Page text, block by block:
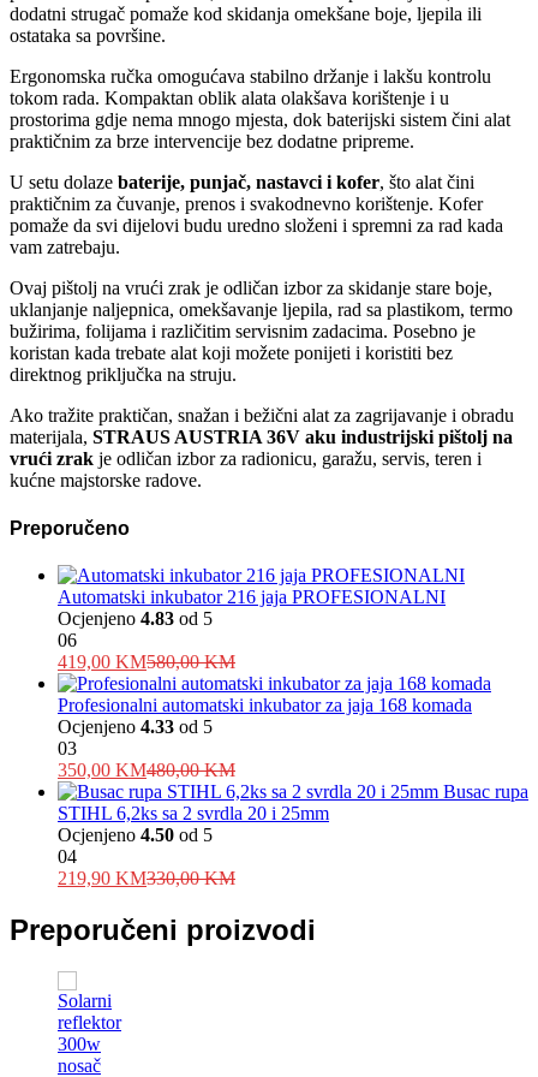
dodatni strugač pomaže kod skidanja omekšane boje, ljepila ili
ostataka sa površine.
Ergonomska ručka omogućava stabilno držanje i lakšu kontrolu
tokom rada. Kompaktan oblik alata olakšava korištenje i u
prostorima gdje nema mnogo mjesta, dok baterijski sistem čini alat
praktičnim za brze intervencije bez dodatne pripreme.
U setu dolaze baterije, punjač, nastavci i kofer, što alat čini
praktičnim za čuvanje, prenos i svakodnevno korištenje. Kofer
pomaže da svi dijelovi budu uredno složeni i spremni za rad kada
vam zatrebaju.
Ovaj pištolj na vrući zrak je odličan izbor za skidanje stare boje,
uklanjanje naljepnica, omekšavanje ljepila, rad sa plastikom, termo
bužirima, folijama i različitim servisnim zadacima. Posebno je
koristan kada trebate alat koji možete ponijeti i koristiti bez
direktnog priključka na struju.
Ako tražite praktičan, snažan i bežični alat za zagrijavanje i obradu
materijala, STRAUS AUSTRIA 36V aku industrijski pištolj na
vrući zrak je odličan izbor za radionicu, garažu, servis, teren i
kućne majstorske radove.
Preporučeno
Automatski inkubator 216 jaja PROFESIONALNI
Ocjenjeno 4.83 od 5
06
419,00 KM580,00KM
Profesionalni automatski inkubator za jaja 168 komada
Ocjenjeno 4.33 od 5
03
350,00 KM480,00KM
Busac rupa
STIHL 6,2ks sa 2 svrdla 20 i 25mm
Ocjenjeno 4.50 od 5
04
219,90 KM330,00KM
Preporučeni proizvodi